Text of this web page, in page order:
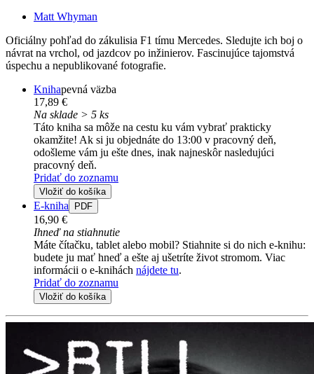
Matt Whyman
Oficiálny pohľad do zákulisia F1 tímu Mercedes. Sledujte ich boj o
návrat na vrchol, od jazdcov po inžinierov. Fascinujúce tajomstvá
úspechu a nepublikované fotografie.
Knihapevná väzba
17,89 €
Na sklade > 5 ks
Táto kniha sa môže na cestu ku vám vybrať prakticky
okamžite! Ak si ju objednáte do 13:00 v pracovný deň,
odošleme vám ju ešte dnes, inak najneskôr nasledujúci
pracovný deň.
Pridať do zoznamu
Vložiť do košíka
E-kniha PDF
16,90 €
Ihneď na stiahnutie
Máte čítačku, tablet alebo mobil? Stiahnite si do nich e-knihu:
budete ju mať hneď a ešte aj ušetríte život stromom. Viac
informácii o e-knihách nájdete tu.
Pridať do zoznamu
Vložiť do košíka